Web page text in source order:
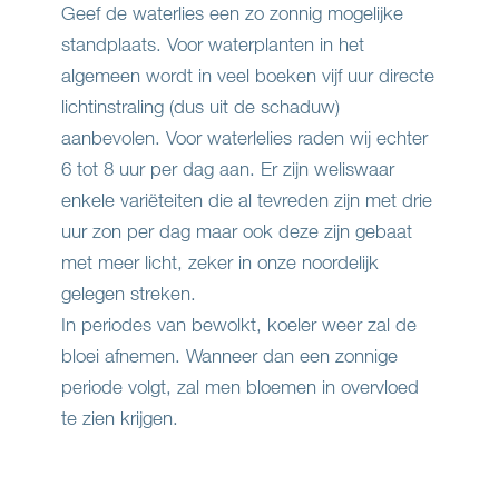
Geef de waterlies een zo zonnig mogelijke
standplaats. Voor waterplanten in het
algemeen wordt in veel boeken vijf uur directe
lichtinstraling (dus uit de schaduw)
aanbevolen. Voor waterlelies raden wij echter
6 tot 8 uur per dag aan. Er zijn weliswaar
enkele variëteiten die al tevreden zijn met drie
uur zon per dag maar ook deze zijn gebaat
met meer licht, zeker in onze noordelijk
gelegen streken.
In periodes van bewolkt, koeler weer zal de
bloei afnemen. Wanneer dan een zonnige
periode volgt, zal men bloemen in overvloed
te zien krijgen.